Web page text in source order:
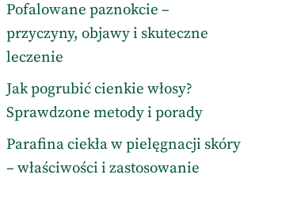
Pofalowane paznokcie –
przyczyny, objawy i skuteczne
leczenie
Jak pogrubić cienkie włosy?
Sprawdzone metody i porady
Parafina ciekła w pielęgnacji skóry
– właściwości i zastosowanie